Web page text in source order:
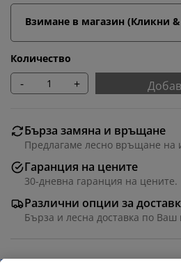
Взимане в магазин (Кликни
Количество
- +
Бърза замяна и връщане
Предлагаме лесно връщане на
Гаранция на цените
30-дневна гаранция на цените.
Различни опции за
Бърза и лесна доставка по Ваш